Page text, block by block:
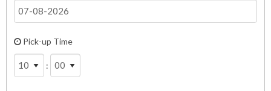
Pick-up Time
: